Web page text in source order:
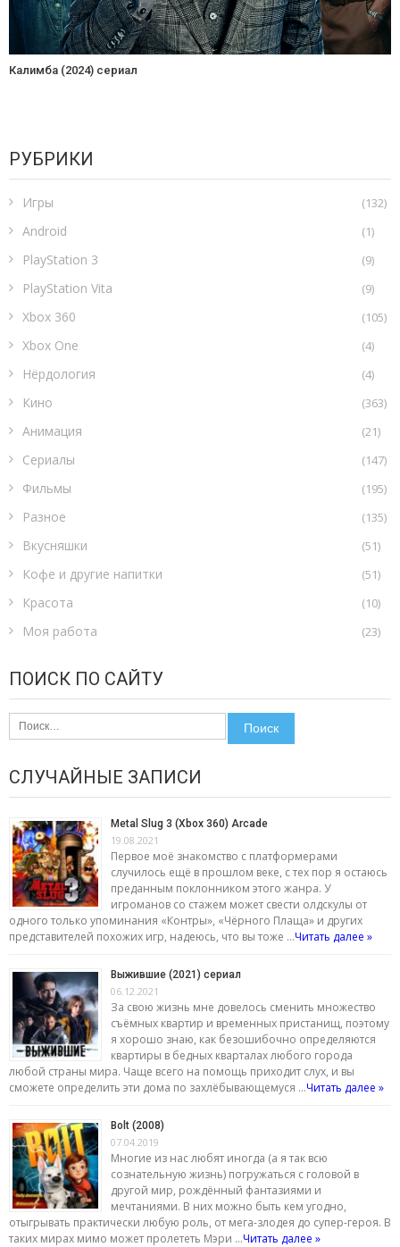
Калимба (2024) сериал
РУБРИКИ
Игры (132)
Android (1)
PlayStation 3 (9)
PlayStation Vita (9)
Xbox 360 (105)
Xbox One (4)
Нёрдология (4)
Кино (363)
Анимация (21)
Сериалы (147)
Фильмы (195)
Разное (135)
Вкусняшки (51)
Кофе и другие напитки (51)
Красота (10)
Моя работа (23)
ПОИСК ПО САЙТУ
Найти:
СЛУЧАЙНЫЕ ЗАПИСИ
Metal Slug 3 (Xbox 360) Arcade
19.08.2021
Первое моё знакомство с платформерами
случилось ещё в прошлом веке, с тех пор я остаюсь
преданным поклонником этого жанра. У
игроманов со стажем может свести олдскулы от
одного только упоминания «Контры», «Чёрного Плаща» и других
представителей похожих игр, надеюсь, что вы тоже …Читать далее »
Выжившие (2021) сериал
06.12.2021
За свою жизнь мне довелось сменить множество
съёмных квартир и временных пристанищ, поэтому
я хорошо знаю, как безошибочно определяются
квартиры в бедных кварталах любого города
любой страны мира. Чаще всего на помощь приходит слух, и вы
сможете определить эти дома по захлёбывающемуся …Читать далее »
Bolt (2008)
07.04.2019
Многие из нас любят иногда (а я так всю
сознательную жизнь) погружаться с головой в
другой мир, рождённый фантазиями и
мечтаниями. В них можно быть кем угодно,
отыгрывать практически любую роль, от мега-злодея до супер-героя. В
таких мирах мимо может пролететь Мэри …Читать далее »